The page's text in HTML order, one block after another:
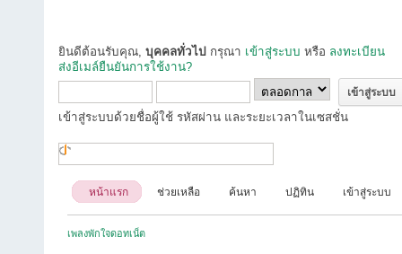
ยินดีต้อนรับคุณ, บุคคลทั่วไป กรุณา เข้าสู่ระบบ หรือ ลงทะเบียน
ส่งอีเมล์ยืนยันการใช้งาน?
เข้าสู่ระบบด้วยชื่อผู้ใช้ รหัสผ่าน และระยะเวลาในเซสชั่น
หน้าแรก ช่วยเหลือ ค้นหา ปฏิทิน เข้าสู่ระบบ
เพลงพักใจดอทเน็ต